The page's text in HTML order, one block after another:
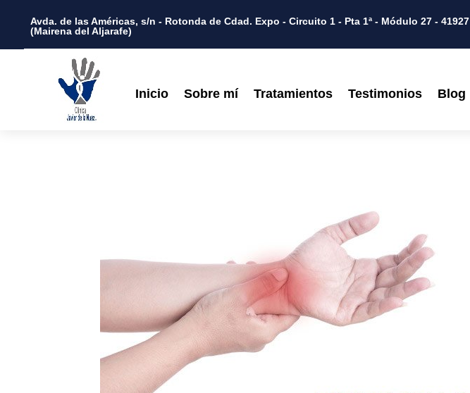
Avda. de las Américas, s/n - Rotonda de Cdad. Expo - Circuito 1 - Pta 1ª - Módulo 27 - 41927
(Mairena del Aljarafe)
Inicio Sobre mí Tratamientos Testimonios Blog